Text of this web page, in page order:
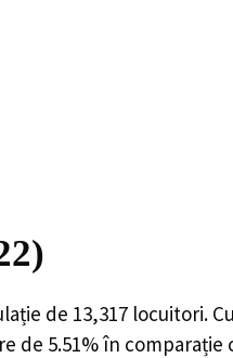
de 13,317 locuitori.
de 5.51%în comparație